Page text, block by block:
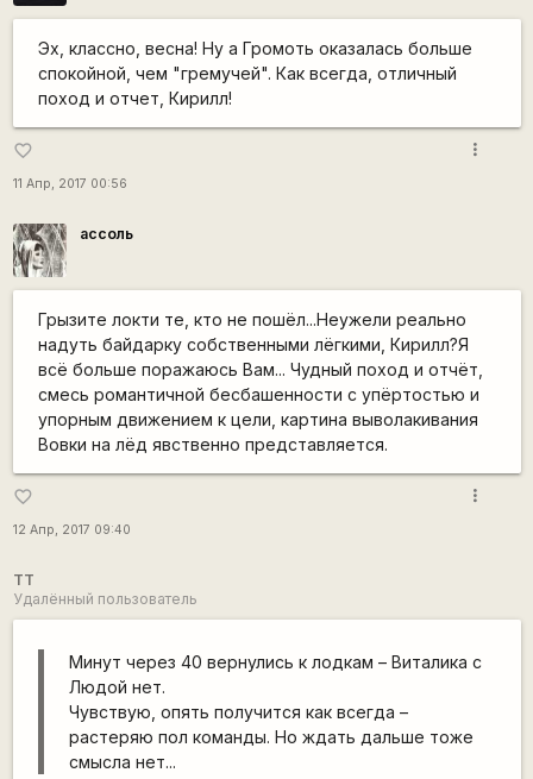
Эх, классно, весна! Ну а Громоть оказалась больше
спокойной, чем "гремучей". Как всегда, отличный
поход и отчет, Кирилл!
favorite_border
11 Апр, 2017 00:56
more_vert
ассоль
Грызите локти те, кто не пошёл...Неужели реально
надуть байдарку собственными лёгкими, Кирилл?Я
всё больше поражаюсь Вам... Чудный поход и отчёт,
смесь романтичной бесбашенности с упёртостью и
упорным движением к цели, картина выволакивания
Вовки на лёд явственно представляется.
favorite_border
12 Апр, 2017 09:40
more_vert
TT
Удалённый пользователь
Минут через 40 вернулись к лодкам – Виталика с
Людой нет.
Чувствую, опять получится как всегда –
растеряю пол команды. Но ждать дальше тоже
смысла нет...